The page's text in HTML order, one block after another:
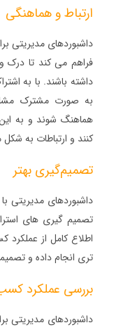
ارتباط و هماهنگی
داشبوردهای مدیریتی
فراهم می کند تا
داشته باشند. با به
به صورت مشترک
هماهنگ شوند و به این
کنند و ارتباطات به
تصمیم‌گیری بهتر
داشبوردهای مدیریتی
تصمیم‌ گیری‌ های
اطلاع کامل از عملکرد
تری انجام داده و
بررسی عملکرد
داشبوردهای مدیریتی